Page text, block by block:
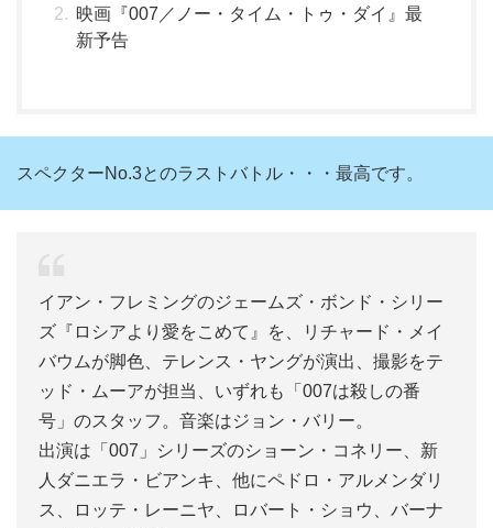
映画『007／ノー・タイム・トゥ・ダイ』最
新予告
スペクターNo.3とのラストバトル・・・最高です。
イアン・フレミングのジェームズ・ボンド・シリー
ズ『ロシアより愛をこめて』を、リチャード・メイ
バウムが脚色、テレンス・ヤングが演出、撮影をテ
ッド・ムーアが担当、いずれも「007は殺しの番
号」のスタッフ。音楽はジョン・バリー。
出演は「007」シリーズのショーン・コネリー、新
人ダニエラ・ビアンキ、他にペドロ・アルメンダリ
ス、ロッテ・レーニヤ、ロバート・ショウ、バーナ